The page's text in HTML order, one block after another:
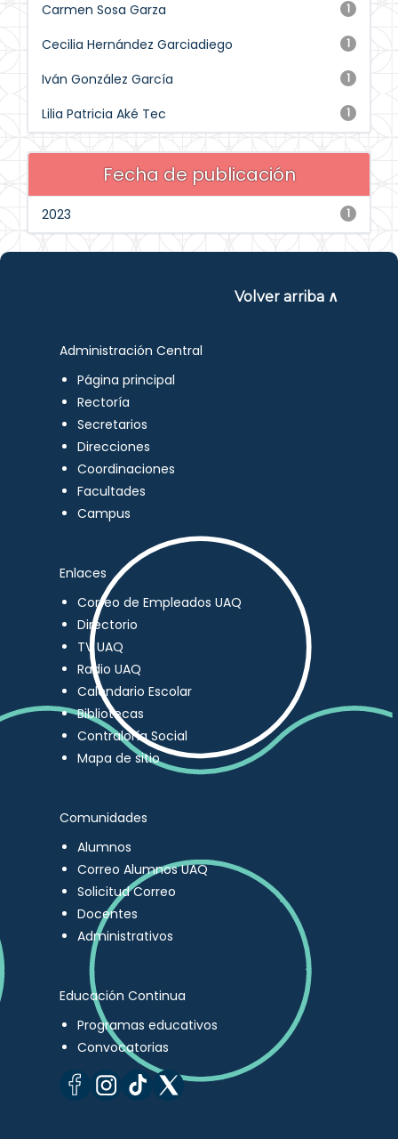
1
Carmen Sosa Garza
1
Cecilia Hernández Garciadiego
1
Iván González García
1
Lilia Patricia Aké Tec
Fecha de publicación
1
2023
Volver arriba ∧
Administración Central
Página principal
Rectoría
Secretarios
Direcciones
Coordinaciones
Facultades
Campus
Enlaces
Correo de Empleados UAQ
Directorio
TV UAQ
Radio UAQ
Calendario Escolar
Bibliotecas
Contraloría Social
Mapa de sitio
Comunidades
Alumnos
Correo Alumnos UAQ
Solicitud Correo
Docentes
Administrativos
Educación Continua
Programas educativos
Convocatorias